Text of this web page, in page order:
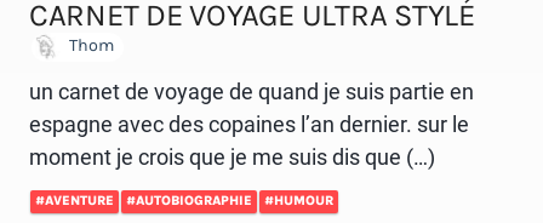
CARNET DE VOYAGE ULTRA STYLÉ
Thom
un carnet de voyage de quand je suis partie en
espagne avec des copaines l’an dernier. sur le
moment je crois que je me suis dis que (…)
#AVENTURE #AUTOBIOGRAPHIE #HUMOUR